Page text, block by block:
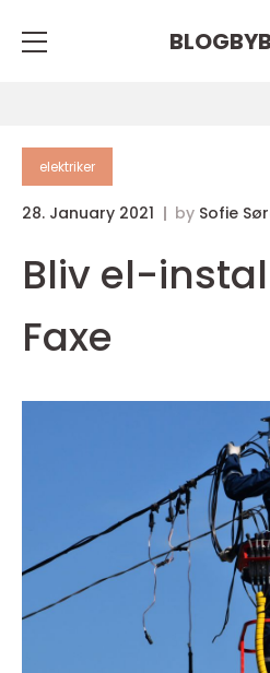
elektriker
28. January 2021 by Sofie
Bliv el-
Faxe